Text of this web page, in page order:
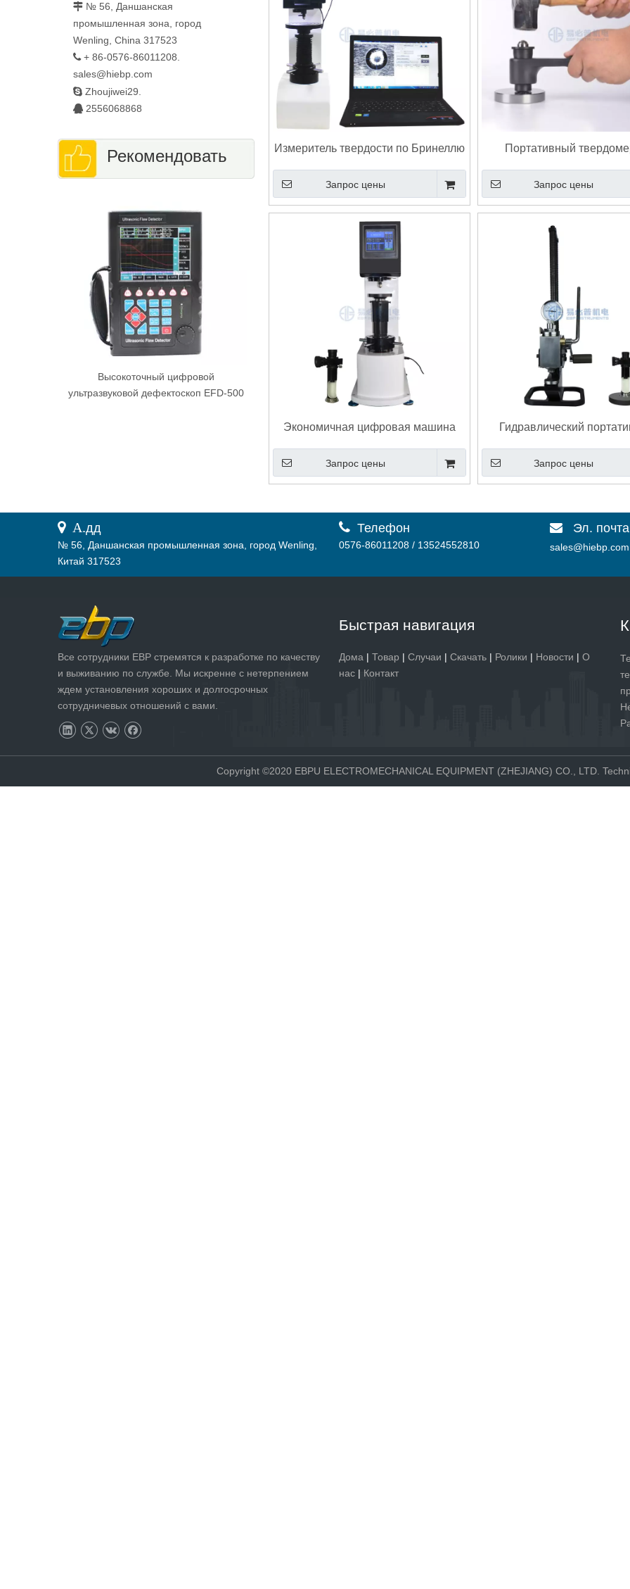
 № 56, Даншанская
промышленная зона, город
Wenling, China 317523
 + 86-0576-86011208.
sales@hiebp.com
 Zhoujiwei29.
 2556068868
Рекомендовать
Высокоточный цифровой
ультразвуковой дефектоскоп EFD-500
Тестер измерения шероховатости
Прецизионный станок для резки
маховиком
Измеритель твердости по Бринеллю
программным управлением со
встроенной камерой БС-3000АТ
Запрос цены
Портативный
Бринеллю с ударным
Запрос цены
Экономичная цифровая машина
для определения твердости по
Бринеллю eBRI-3000
Запрос цены
Гидравлический
тестер жесткости Brinell
Запрос цены
 А.дд
№ 56, Даншанская промышленная зона, город Wenling,
Китай 317523
 Телефон
0576-86011208 / 13524552810
 Эл. почта
sales@hiebp.com
Все сотрудники EBP стремятся к разработке по качеству
и выживанию по службе. Мы искренне с нетерпением
ждем установления хороших и долгосрочных
сотрудничевых отношений с вами.
Быстрая навигация
Дома | Товар | Случаи | Скачать | Ролики | Новости | О
нас | Контакт
Copyright ©2020 EBPU ELECTROMECHANICAL EQUIPMENT (ZHEJIANG) CO., LTD.